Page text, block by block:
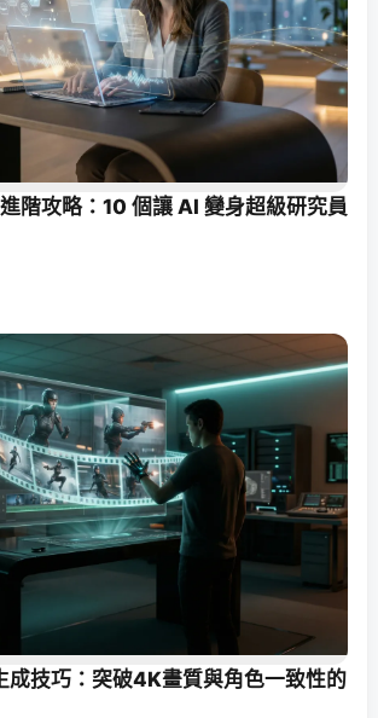
階攻略：10 個讓 AI 變身超級研究員
技巧：突破4K畫質與角色一致性的